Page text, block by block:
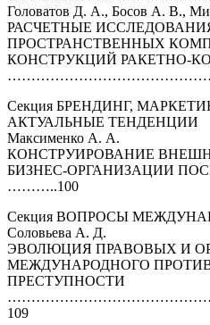
Головатов Д. А., Босов А. В.,
РАСЧЕТНЫЕ
ПРОСТРАНСТВЕННЫХ
КОНСТРУКЦИЙ РАКЕТНО-
Секция БРЕНДИНГ,
АКТУАЛЬНЫЕ ТЕНДЕНЦИИ
Максименко А. А.
КОНСТРУИРОВАНИЕ
БИЗНЕС-ОРГАНИЗАЦИИ
………..100
Секция ВОПРОСЫ
Соловьева А. Д.
ЭВОЛЮЦИЯ ПРАВОВЫХ И
МЕЖДУНАРОДНОГО
ПРЕСТУПНОСТИ
109